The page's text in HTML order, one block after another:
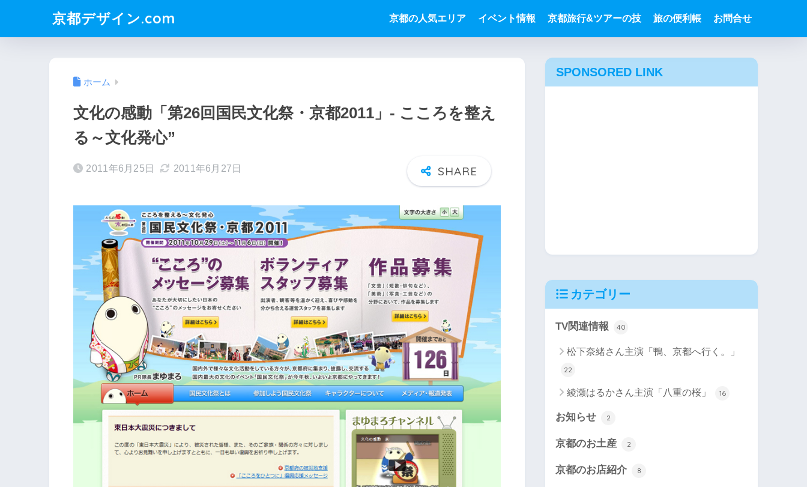
京都デザイン.com 京都の人気エリア イベント情報 京都旅行&ツアーの技 旅の便利帳 お問合せ
ホーム
文化の感動「第26回国民文化祭・京都2011」- こころを整え
る～文化発心”
2011年6月25日 2011年6月27日
SPONSORED LINK
カテゴリー
TV関連情報 40
松下奈緒さん主演「鴨、京都へ行く。」
22
綾瀬はるかさん主演「八重の桜」 16
お知らせ 2
京都のお土産 2
京都のお店紹介 8